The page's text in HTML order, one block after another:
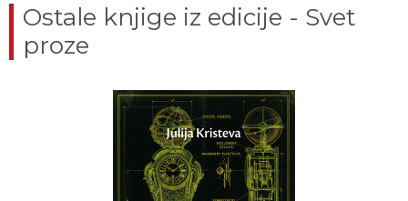
Ostale knjige iz edicije - Svet
proze